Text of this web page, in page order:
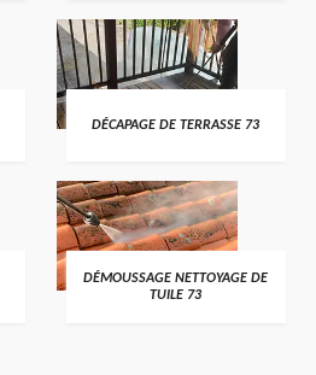
DÉCAPAGE DE TERRASSE 73
DÉMOUSSAGE NETTOYAGE DE
TUILE 73